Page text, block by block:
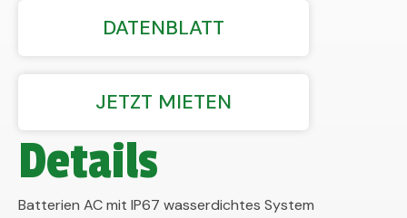
DATENBLATT
JETZT MIETEN
Details
Batterien AC mit IP67 wasserdichtes System